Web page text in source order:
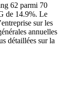
62 parmi 70
de 14.9%. Le
sur les
annuelles
détaillées sur la